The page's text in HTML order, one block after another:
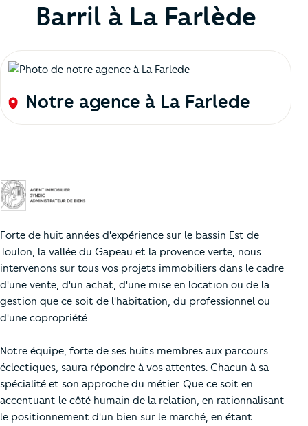
Barril à La Farlède
Notre agence à La Farlede
Forte de huit années d'expérience sur le bassin Est de
Toulon, la vallée du Gapeau et la provence verte, nous
intervenons sur tous vos projets immobiliers dans le cadre
d'une vente, d'un achat, d'une mise en location ou de la
gestion que ce soit de l'habitation, du professionnel ou
d'une copropriété.
Notre équipe, forte de ses huits membres aux parcours
éclectiques, saura répondre à vos attentes. Chacun à sa
spécialité et son approche du métier. Que ce soit en
accentuant le côté humain de la relation, en rationnalisant
le positionnement d'un bien sur le marché, en étant